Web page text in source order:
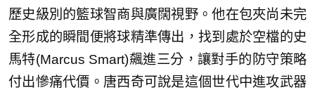
歷史級別的籃球智商與廣闊視野。他在包夾尚未完
全形成的瞬間便將球精準傳出，找到處於空檔的史
馬特(Marcus Smart)飆進三分，讓對手的防守策略
付出慘痛代價。唐西奇可說是這個世代中進攻武器